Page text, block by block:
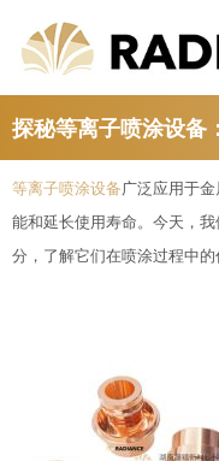
容
探秘等离子喷涂设备
等离子喷涂设备广泛应用于
能和延长使用寿命。今天，
分，了解它们在喷涂过程中的